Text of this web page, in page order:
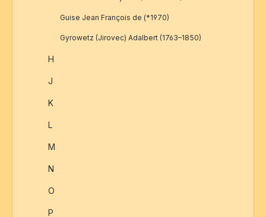
Guise Jean François de (*1970)
Gyrowetz (Jirovec) Adalbert (1763–1850)
H
J
K
L
M
N
O
P